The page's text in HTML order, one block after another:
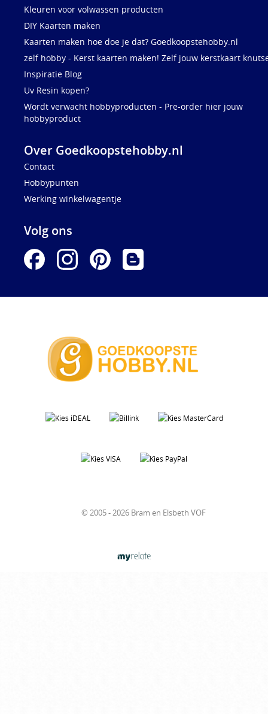
Kleuren voor volwassen producten
DIY Kaarten maken
Kaarten maken hoe doe je dat? Goedkoopstehobby.nl
zelf hobby - Kerst kaarten maken! Zelf jouw kerstkaart
Inspiratie Blog
Uv Resin kopen?
Wordt verwacht hobbyproducten - Pre-order hier jouw
hobbyproduct
Over Goedkoopstehobby.nl
Contact
Hobbypunten
Werking winkelwagentje
Volg ons
© 2005 - 2026 Bram en Elsbeth VOF